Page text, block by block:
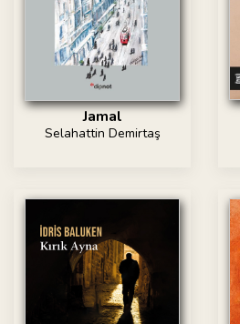
Jamal
Selahattin Demirtaş